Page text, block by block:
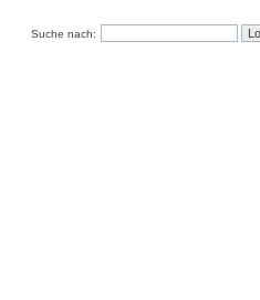
Suche nach: